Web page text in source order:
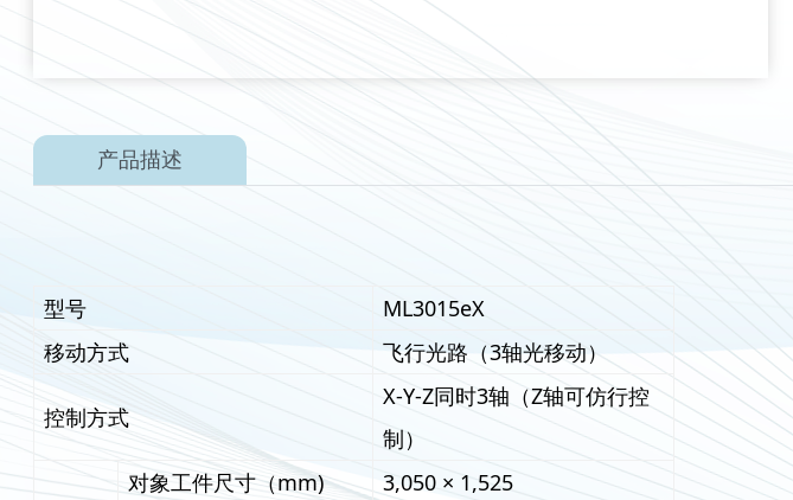
产品描述
型号
ML3015eX
移动方式
飞行光路（3轴光移动）
控制方式
X-Y-Z同时3轴（Z轴可仿行控
制）
对象工件尺寸（mm)
3,050 × 1,525